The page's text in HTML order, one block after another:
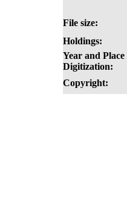
File size:
Holdings:
Year and Place
Digitization:
Copyright: